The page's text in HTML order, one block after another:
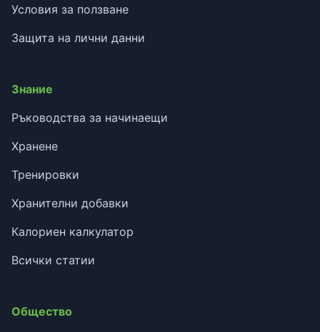
Условия за ползване
Защита на лични данни
Знание
Ръководства за начинаещи
Хранене
Тренировки
Хранителни добавки
Калориен калкулатор
Всички статии
Общество